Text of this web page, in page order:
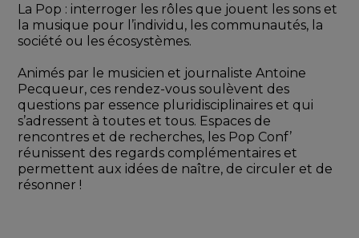
La Pop : interroger les rôles que jouent les sons et
la musique pour l’individu, les communautés, la
société ou les écosystèmes.
Animés par le musicien et journaliste Antoine
Pecqueur, ces rendez-vous soulèvent des
questions par essence pluridisciplinaires et qui
s’adressent à toutes et tous. Espaces de
rencontres et de recherches, les Pop Conf’
réunissent des regards complémentaires et
permettent aux idées de naître, de circuler et de
résonner !